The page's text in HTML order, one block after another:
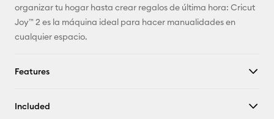
organizar tu hogar hasta crear regalos de última hora: Cricut
Joy™ 2 es la máquina ideal para hacer manualidades en
cualquier espacio.
Features
Included